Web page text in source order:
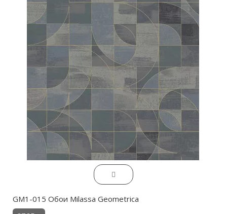
GM1-015 Обои Milassa Geometrica